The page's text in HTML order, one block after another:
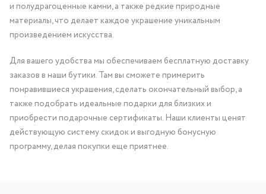
и полудрагоценные камни, а также редкие природные
материалы, что делает каждое украшение уникальным
произведением искусства.
Для вашего удобства мы обеспечиваем бесплатную доставку
заказов в наши бутики. Там вы сможете примерить
понравившиеся украшения, сделать окончательный выбор, а
также подобрать идеальные подарки для близких и
приобрести подарочные сертификаты. Наши клиенты ценят
действующую систему скидок и выгодную бонусную
программу, делая покупки еще приятнее.